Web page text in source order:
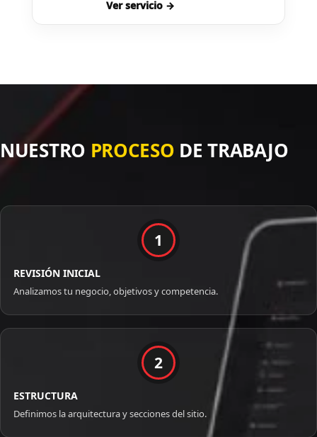
Ver servicio →
NUESTRO PROCESO DE TRABAJO
1
REVISIÓN INICIAL
Analizamos tu negocio, objetivos y competencia.
2
ESTRUCTURA
Definimos la arquitectura y secciones del sitio.